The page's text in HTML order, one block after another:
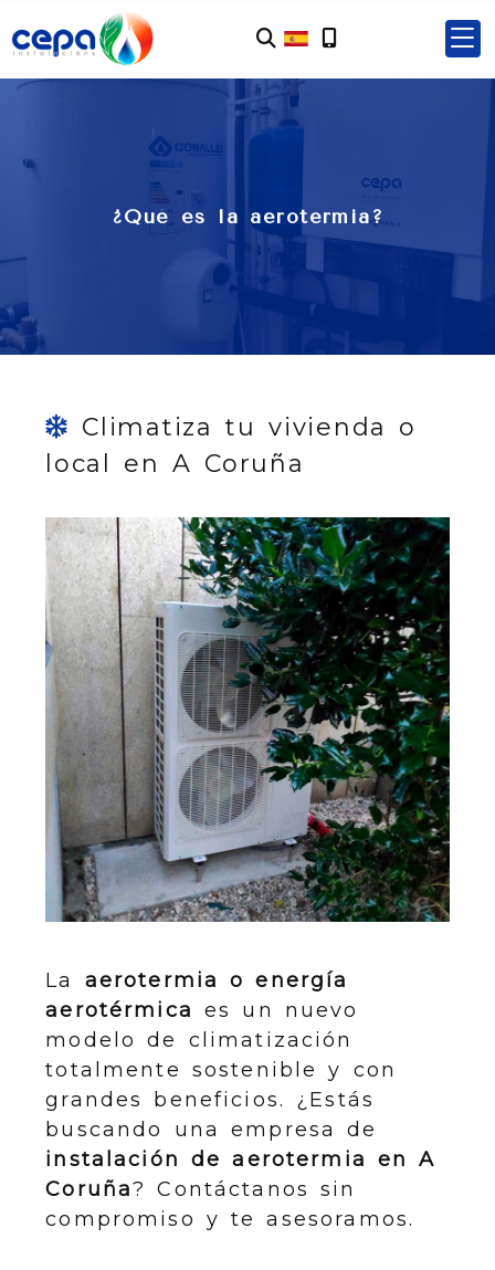
¿Qué es la aerotermia?
Climatiza tu vivienda o
local en A Coruña
La aerotermia o energía
aerotérmica es un nuevo
modelo de climatización
totalmente sostenible y con
grandes beneficios. ¿Estás
buscando una empresa de
instalación de aerotermia en A
Coruña? Contáctanos sin
compromiso y te asesoramos.